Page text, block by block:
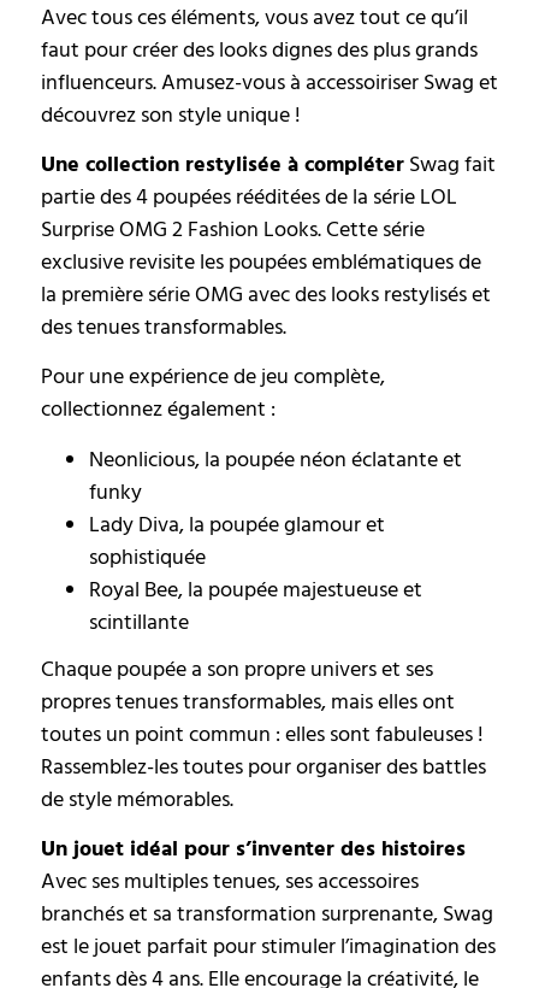
Avec tous ces éléments, vous avez tout ce qu’il
faut pour créer des looks dignes des plus grands
influenceurs. Amusez-vous à accessoiriser Swag et
découvrez son style unique !
Une collection restylisée à compléter Swag fait
partie des 4 poupées rééditées de la série LOL
Surprise OMG 2 Fashion Looks. Cette série
exclusive revisite les poupées emblématiques de
la première série OMG avec des looks restylisés et
des tenues transformables.
Pour une expérience de jeu complète,
collectionnez également :
Neonlicious, la poupée néon éclatante et
funky
Lady Diva, la poupée glamour et
sophistiquée
Royal Bee, la poupée majestueuse et
scintillante
Chaque poupée a son propre univers et ses
propres tenues transformables, mais elles ont
toutes un point commun : elles sont fabuleuses !
Rassemblez-les toutes pour organiser des battles
de style mémorables.
Un jouet idéal pour s’inventer des histoires
Avec ses multiples tenues, ses accessoires
branchés et sa transformation surprenante, Swag
est le jouet parfait pour stimuler l’imagination des
enfants dès 4 ans. Elle encourage la créativité, le